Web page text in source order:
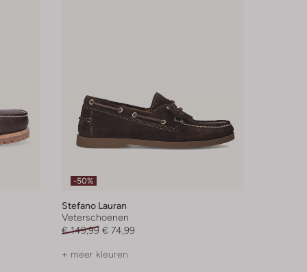
-50%
Stefano Lauran
Veterschoenen
€ 149,99 € 74,99
+ meer kleuren